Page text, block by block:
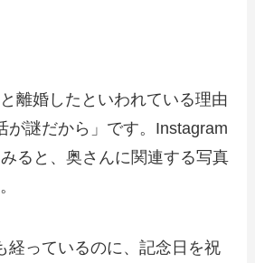
離婚したといわれている理由
が謎だから」です。Instagram
ると、奥さんに関連する写真
経っているのに、記念日を祝